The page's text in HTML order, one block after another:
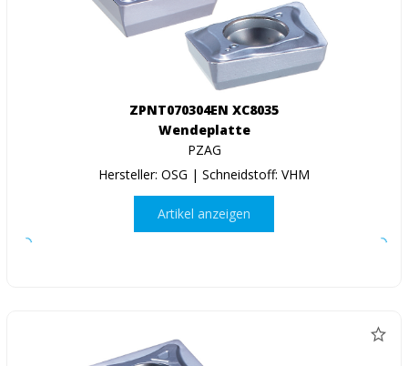
ZPNT070304EN XC8035
Wendeplatte
PZAG
Hersteller: OSG | Schneidstoff: VHM
Artikel anzeigen